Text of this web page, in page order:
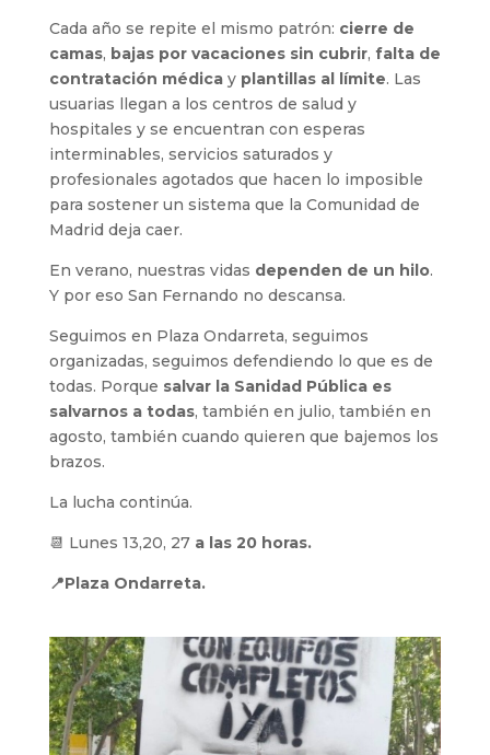
Cada año se repite el mismo patrón: cierre de
camas, bajas por vacaciones sin cubrir, falta de
contratación médicay plantillas al límite. Las
usuarias llegan a los centros de salud y
hospitales y se encuentran con esperas
interminables, servicios saturados y
profesionales agotados que hacen lo imposible
para sostener un sistema que la Comunidad de
Madrid deja caer.
En verano, nuestras vidas dependen de un hilo.
Y por eso San Fernando no descansa.
Seguimos en Plaza Ondarreta, seguimos
organizadas, seguimos defendiendo lo que es de
todas. Porque salvar la Sanidad Pública es
salvarnos a todas, también en julio, también en
agosto, también cuando quieren que bajemos los
brazos.
La lucha continúa.
📆 Lunes 13,20, 27 a las 20 horas.
📍Plaza Ondarreta.